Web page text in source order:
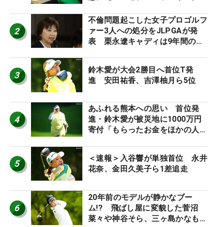
2
不倫問題起こした女子プロゴルフ
ァー3人への処分をJLPGAが発
表 栗永遼キャディは9年間の立
3
鈴木愛が大会2勝目へ首位T発
進 安田祐香、吉澤柚月ら5位
4
あふれる熊本への思い 首位発
進・鈴木愛が被災地に1000万円
寄付「もらったお金をほかの人
5
＜速報＞入谷響が単独首位 永井
花奈、金田久美子ら1差追走
6
20年前のモデルが静かなブー
ム!? 飛ばし屋に変貌した菅沼
菜々や神谷そら、三ヶ島かなも使